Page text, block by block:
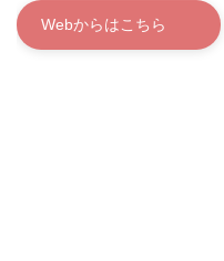
Webからはこちら